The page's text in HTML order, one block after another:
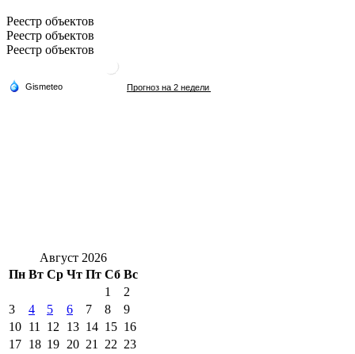
Реестр объектов
Реестр объектов
Реестр объектов
Август 2026
Пн Вт Ср Чт Пт Сб Вс
1
2
3
4 5 6 7 8
9
10 11 12 13 14 15 16
17 18 19 20 21 22 23